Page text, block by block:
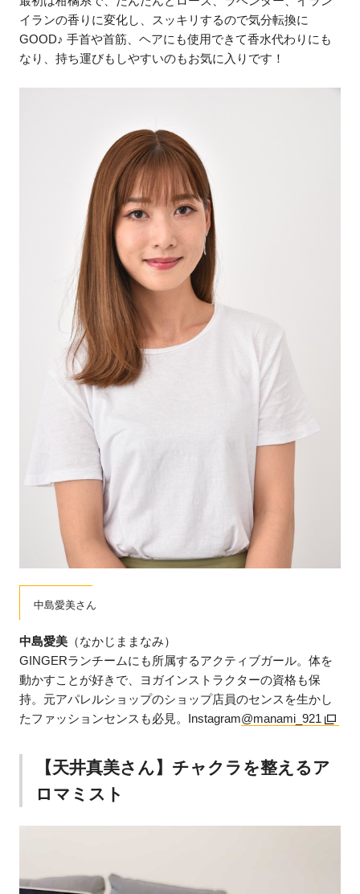
イランの香りに変化し、スッキリするので気分転換に
GOOD♪ 手首や首筋、ヘアにも使用できて香水代わりにも
なり、持ち運びもしやすいのもお気に入りです！
中島愛美さん
中島愛美 （なかじままなみ）
GINGERランチームにも所属するアクティブガール。体を
動かすことが好きで、ヨガインストラクターの資格も保
持。元アパレルショップのショップ店員のセンスを生かし
たファッションセンスも必見。Instagram@manami_921
【天井真美さん】チャクラを整えるア
ロマミスト